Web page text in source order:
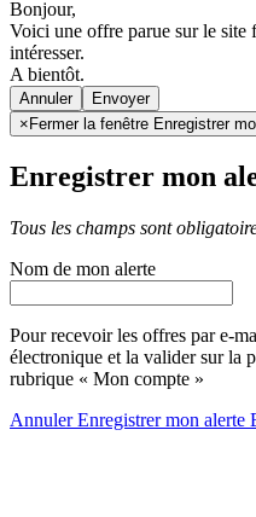
Bonjour,
Voici une offre parue sur le site
intéresser.
A bientôt.
Annuler
× Fermer la fenêtre Enregistrer
Enregistrer mon
Tous les champs sont
Nom de mon alerte
Pour recevoir les offres par e-
électronique et la valider sur la
rubrique « Mon compte »
AnnulerEnregistrer mon alerte